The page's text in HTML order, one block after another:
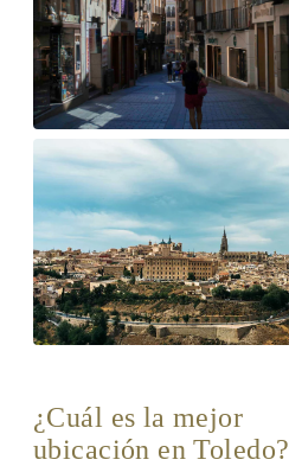
¿Cuál es la mejor
ubicación en Toledo?